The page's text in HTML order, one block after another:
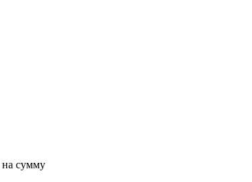
на сумму